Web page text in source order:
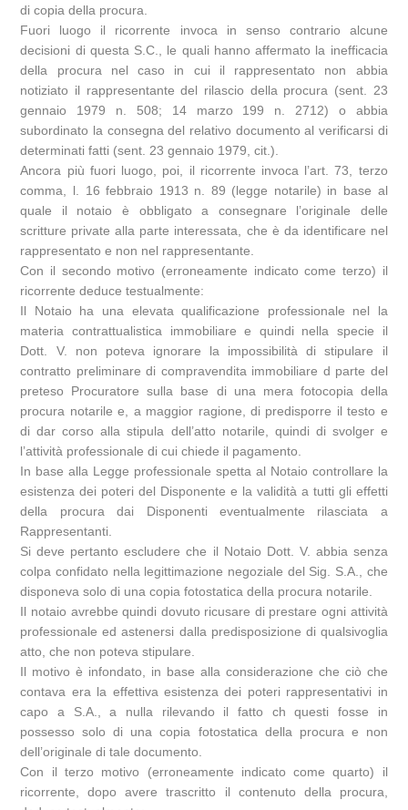
di copia della procura.
Fuori luogo il ricorrente invoca in senso contrario alcune
decisioni di questa S.C., le quali hanno affermato la inefficacia
della procura nel caso in cui il rappresentato non abbia
notiziato il rappresentante del rilascio della procura (sent. 23
gennaio 1979 n. 508; 14 marzo 199 n. 2712) o abbia
subordinato la consegna del relativo documento al verificarsi di
determinati fatti (sent. 23 gennaio 1979, cit.).
Ancora più fuori luogo, poi, il ricorrente invoca l’art. 73, terzo
comma, l. 16 febbraio 1913 n. 89 (legge notarile) in base al
quale il notaio è obbligato a consegnare l’originale delle
scritture private alla parte interessata, che è da identificare nel
rappresentato e non nel rappresentante.
Con il secondo motivo (erroneamente indicato come terzo) il
ricorrente deduce testualmente:
Il Notaio ha una elevata qualificazione professionale nel la
materia contrattualistica immobiliare e quindi nella specie il
Dott. V. non poteva ignorare la impossibilità di stipulare il
contratto preliminare di compravendita immobiliare d parte del
preteso Procuratore sulla base di una mera fotocopia della
procura notarile e, a maggior ragione, di predisporre il testo e
di dar corso alla stipula dell’atto notarile, quindi di svolger e
l’attività professionale di cui chiede il pagamento.
In base alla Legge professionale spetta al Notaio controllare la
esistenza dei poteri del Disponente e la validità a tutti gli effetti
della procura dai Disponenti eventualmente rilasciata a
Rappresentanti.
Si deve pertanto escludere che il Notaio Dott. V. abbia senza
colpa confidato nella legittimazione negoziale del Sig. S.A., che
disponeva solo di una copia fotostatica della procura notarile.
Il notaio avrebbe quindi dovuto ricusare di prestare ogni attività
professionale ed astenersi dalla predisposizione di qualsivoglia
atto, che non poteva stipulare.
Il motivo è infondato, in base alla considerazione che ciò che
contava era la effettiva esistenza dei poteri rappresentativi in
capo a S.A., a nulla rilevando il fatto ch questi fosse in
possesso solo di una copia fotostatica della procura e non
dell’originale di tale documento.
Con il terzo motivo (erroneamente indicato come quarto) il
ricorrente, dopo avere trascritto il contenuto della procura,